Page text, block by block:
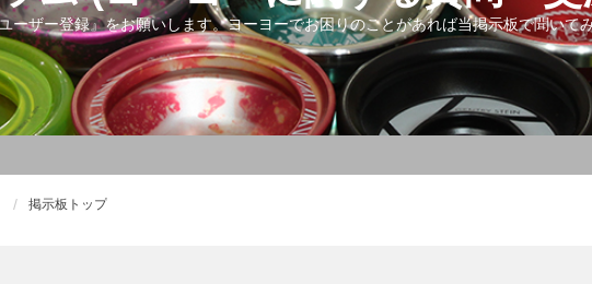
ーザー登録』をお願いします。ヨーヨーでお困りのことがあれば当掲示板で聞いて
掲示板トップ